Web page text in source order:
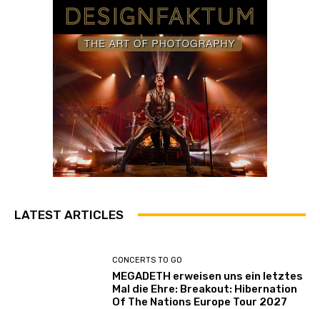
LATEST ARTICLES
CONCERTS TO GO
MEGADETH erweisen uns ein letztes
Mal die Ehre: Breakout: Hibernation
Of The Nations Europe Tour 2027